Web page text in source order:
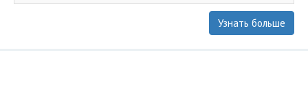
Узнать больше